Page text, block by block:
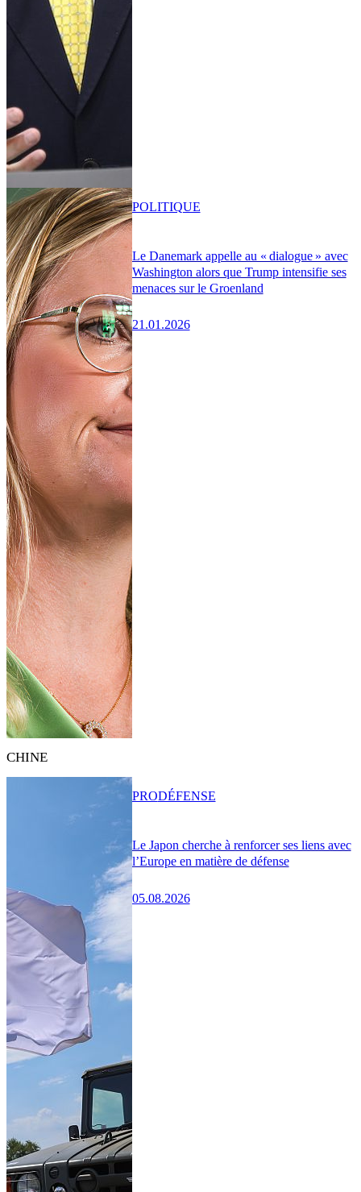
Le Danemark appelle au « dialogue » avec
Washington alors que Trump intensifie ses
menaces sur le Groenland
21.01.2026
POLITIQUE
CHINE
Le Japon cherche à renforcer ses liens avec
l’Europe en matière de défense
05.08.2026
PRODÉFENSE